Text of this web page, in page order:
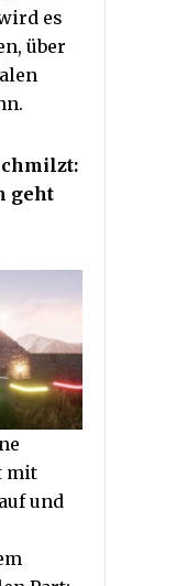
es
über
geht
mit
und